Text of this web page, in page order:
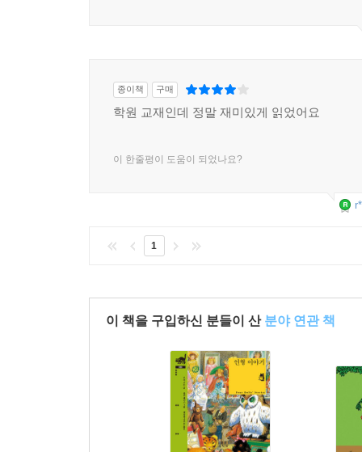
종이책 구매
학원 교재인데 정말 재미있게 읽었어요
이 한줄평이 도움이 되었나요?
1
이 책을 구입하신 분들이 산 분야 연관 책